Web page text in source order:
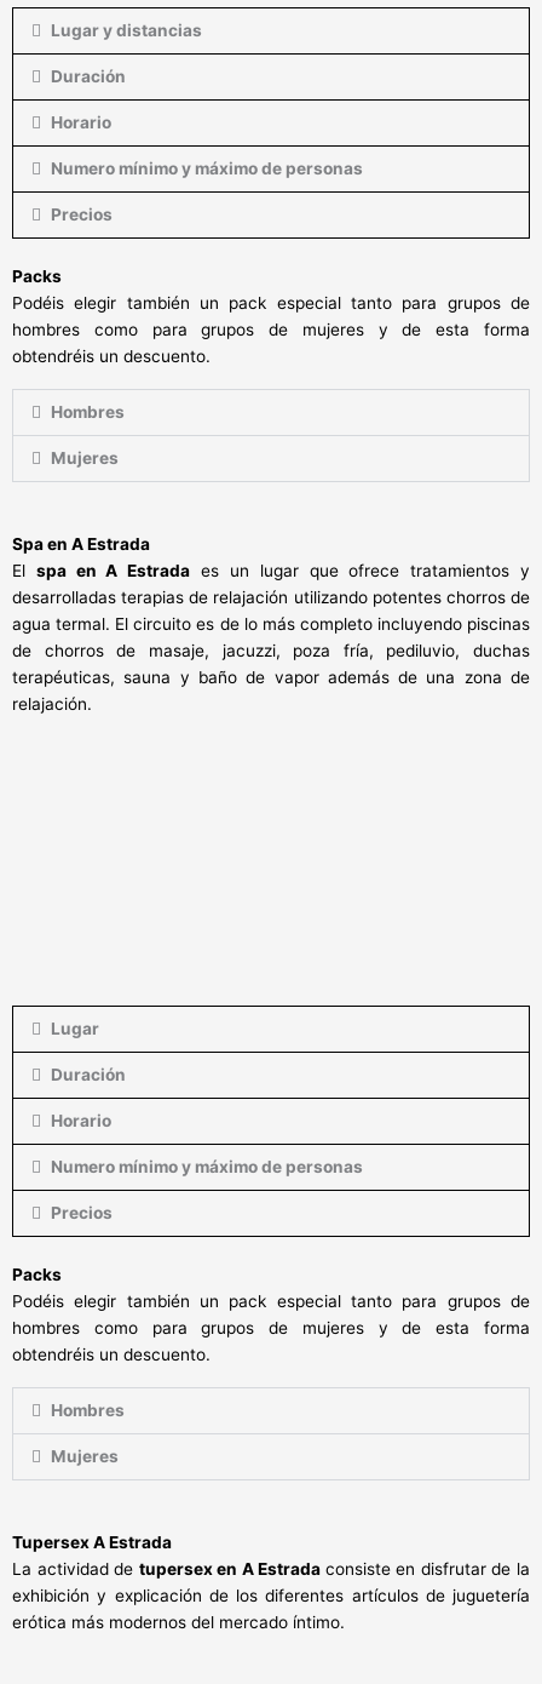
Lugar y distancias
Duración
Horario
Numero mínimo y máximo de personas
Precios
Packs
Podéis elegir también un pack especial tanto para grupos de
hombres como para grupos de mujeres y de esta forma
obtendréis un descuento.
Hombres
Mujeres
Spa en A Estrada
El spa en A Estrada es un lugar que ofrece tratamientos y
desarrolladas terapias de relajación utilizando potentes chorros de
agua termal. El circuito es de lo más completo incluyendo piscinas
de chorros de masaje, jacuzzi, poza fría, pediluvio, duchas
terapéuticas, sauna y baño de vapor además de una zona de
relajación.
Lugar
Duración
Horario
Numero mínimo y máximo de personas
Precios
Packs
Podéis elegir también un pack especial tanto para grupos de
hombres como para grupos de mujeres y de esta forma
obtendréis un descuento.
Hombres
Mujeres
Tupersex A Estrada
La actividad de tupersex en A Estrada consiste en disfrutar de la
exhibición y explicación de los diferentes artículos de juguetería
erótica más modernos del mercado íntimo.